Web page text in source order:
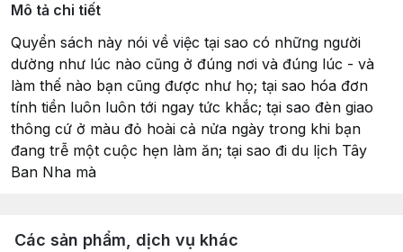
Mô tả chi tiết
Quyển sách này nói về việc tại sao có những người
dường như lúc nào cũng ở đúng nơi và đúng lúc - và
làm thế nào bạn cũng được như họ; tại sao hóa đơn
tính tiền luôn luôn tới ngay tức khắc; tại sao đèn giao
thông cứ ở màu đỏ hoài cả nửa ngày trong khi bạn
đang trễ một cuộc hẹn làm ăn; tại sao đi du lịch Tây
Ban Nha mà
Các sản phẩm, dịch vụ khác